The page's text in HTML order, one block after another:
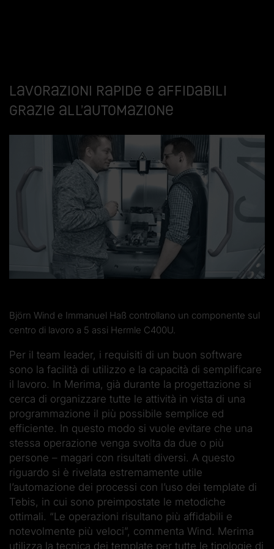
Lavorazioni rapide e affidabili
grazie all’automazione
Björn Wind e Immanuel Haß controllano un componente sul
centro di lavoro a 5 assi Hermle C400U.
Per il team leader, i requisiti di un buon software
sono la facilità di utilizzo e la capacità di semplificare
il lavoro. In Merima, già durante la progettazione si
cerca di organizzare tutte le attività in vista di una
programmazione il più possibile semplice ed
efficiente. In questo modo si vuole evitare che una
stessa operazione venga svolta da due o più
persone – magari con risultati diversi. A questo
riguardo si è rivelata estremamente utile
l’automazione dei processi con l’uso dei template di
Tebis, in cui sono preimpostate le metodiche
ottimali. “Le operazioni risultano più affidabili e
notevolmente più veloci”, commenta Wind. Merima
utilizza la tecnica dei template per tutte le tipologie di